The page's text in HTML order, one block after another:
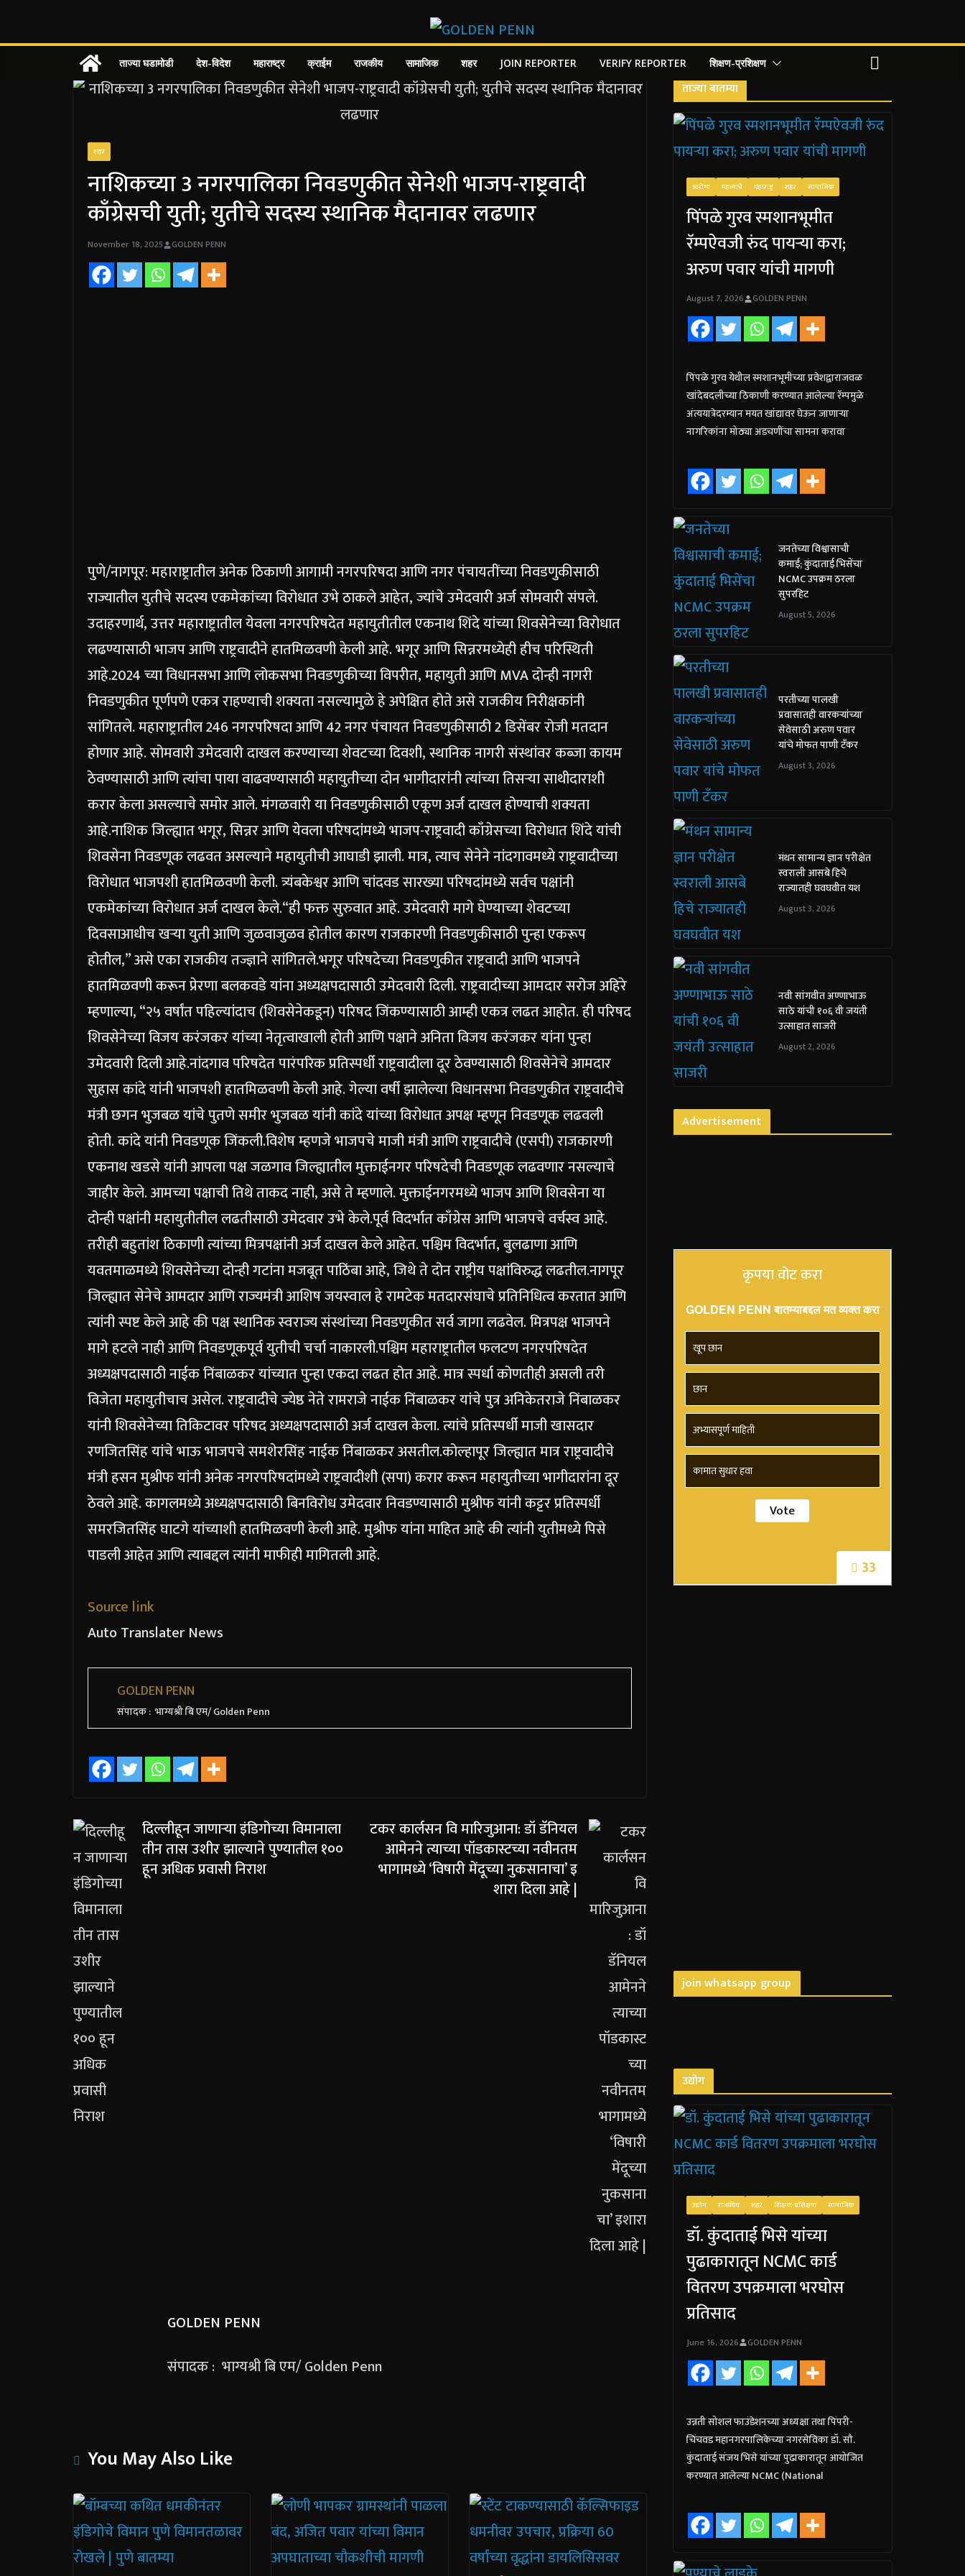
to
ताज्या घडामोडी देश-विदेश महाराष्ट्र क्राईम राजकीय सामाजिक शहर JOIN REPORTER VERIFY REPORTER शिक्षण-प्रशिक्षण
शहर
नाशिकच्या 3 नगरपालिका निवडणुकीत सेनेशी भाजप-राष्ट्रवादी
काँग्रेसची युती; युतीचे सदस्य स्थानिक मैदानावर लढणार
November 18, 2025 GOLDEN PENN
पुणे/नागपूर: महाराष्ट्रातील अनेक ठिकाणी आगामी नगरपरिषदा आणि नगर पंचायतींच्या निवडणुकीसाठी
राज्यातील युतीचे सदस्य एकमेकांच्या विरोधात उभे ठाकले आहेत, ज्यांचे उमेदवारी अर्ज सोमवारी संपले.
उदाहरणार्थ, उत्तर महाराष्ट्रातील येवला नगरपरिषदेत महायुतीतील एकनाथ शिंदे यांच्या शिवसेनेच्या विरोधात
लढण्यासाठी भाजप आणि राष्ट्रवादीने हातमिळवणी केली आहे. भगूर आणि सिन्नरमध्येही हीच परिस्थिती
आहे.2024 च्या विधानसभा आणि लोकसभा निवडणुकीच्या विपरीत, महायुती आणि MVA दोन्ही नागरी
निवडणुकीत पूर्णपणे एकत्र राहण्याची शक्यता नसल्यामुळे हे अपेक्षित होते असे राजकीय निरीक्षकांनी
सांगितले. महाराष्ट्रातील 246 नगरपरिषदा आणि 42 नगर पंचायत निवडणुकीसाठी 2 डिसेंबर रोजी मतदान
होणार आहे.सोमवारी उमेदवारी दाखल करण्याच्या शेवटच्या दिवशी, स्थानिक नागरी संस्थांवर कब्जा कायम
ठेवण्यासाठी आणि त्यांचा पाया वाढवण्यासाठी महायुतीच्या दोन भागीदारांनी त्यांच्या तिसऱ्या साथीदाराशी
करार केला असल्याचे समोर आले.मंगळवारी या निवडणुकीसाठी एकूण अर्ज दाखल होण्याची शक्यता
आहे.नाशिक जिल्ह्यात भगूर, सिन्नर आणि येवला परिषदांमध्ये भाजप-राष्ट्रवादी काँग्रेसच्या विरोधात शिंदे यांची
शिवसेना निवडणूक लढवत असल्याने महायुतीची आघाडी झाली. मात्र, त्याच सेनेने नांदगावमध्ये राष्ट्रवादीच्या
विरोधात भाजपशी हातमिळवणी केली. त्र्यंबकेश्वर आणि चांदवड सारख्या परिषदांमध्ये सर्वच पक्षांनी
एकमेकांच्या विरोधात अर्ज दाखल केले.“ही फक्त सुरुवात आहे. उमेदवारी मागे घेण्याच्या शेवटच्या
दिवसाआधीच खऱ्या युती आणि जुळवाजुळव होतील कारण राजकारणी निवडणुकीसाठी पुन्हा एकरूप
होतील,” असे एका राजकीय तज्ज्ञाने सांगितले.भगूर परिषदेच्या निवडणुकीत राष्ट्रवादी आणि भाजपने
हातमिळवणी करून प्रेरणा बलकवडे यांना अध्यक्षपदासाठी उमेदवारी दिली.राष्ट्रवादीच्या आमदार सरोज अहिरे
म्हणाल्या, “२५ वर्षांत पहिल्यांदाच (शिवसेनेकडून) परिषद जिंकण्यासाठी आम्ही एकत्र लढत आहोत. ही परिषद
शिवसेनेच्या विजय करंजकर यांच्या नेतृत्वाखाली होती आणि पक्षाने अनिता विजय करंजकर यांना पुन्हा
उमेदवारी दिली आहे.नांदगाव परिषदेत पारंपरिक प्रतिस्पर्धी राष्ट्रवादीला दूर ठेवण्यासाठी शिवसेनेचे आमदार
सुहास कांदे यांनी भाजपशी हातमिळवणी केली आहे. गेल्या वर्षी झालेल्या विधानसभा निवडणुकीत राष्ट्रवादीचे
मंत्री छगन भुजबळ यांचे पुतणे समीर भुजबळ यांनी कांदे यांच्या विरोधात अपक्ष म्हणून निवडणूक लढवली
होती.कांदे यांनी निवडणूक जिंकली.विशेष म्हणजे भाजपचे माजी मंत्री आणि राष्ट्रवादीचे (एसपी) राजकारणी
एकनाथ खडसे यांनी आपला पक्ष जळगाव जिल्ह्यातील मुक्ताईनगर परिषदेची निवडणूक लढवणार नसल्याचे
जाहीर केले. आमच्या पक्षाची तिथे ताकद नाही, असे ते म्हणाले. मुक्ताईनगरमध्ये भाजप आणि शिवसेना या
दोन्ही पक्षांनी महायुतीतील लढतीसाठी उमेदवार उभे केले.पूर्व विदर्भात काँग्रेस आणि भाजपचे वर्चस्व आहे.
तरीही बहुतांश ठिकाणी त्यांच्या मित्रपक्षांनी अर्ज दाखल केले आहेत.पश्चिम विदर्भात, बुलढाणा आणि
यवतमाळमध्ये शिवसेनेच्या दोन्ही गटांना मजबूत पाठिंबा आहे, जिथे ते दोन राष्ट्रीय पक्षांविरुद्ध लढतील.नागपूर
जिल्ह्यात सेनेचे आमदार आणि राज्यमंत्री आशिष जयस्वाल हे रामटेक मतदारसंघाचे प्रतिनिधित्व करतात आणि
त्यांनी स्पष्ट केले आहे की पक्ष स्थानिक स्वराज्य संस्थांच्या निवडणुकीत सर्व जागा लढवेल. मित्रपक्ष भाजपने
मागे हटले नाही आणि निवडणूकपूर्व युतीची चर्चा नाकारली.पश्चिम महाराष्ट्रातील फलटण नगरपरिषदेत
अध्यक्षपदासाठी नाईक निंबाळकर यांच्यात पुन्हा एकदा लढत होत आहे.मात्र स्पर्धा कोणतीही असली तरी
विजेता महायुतीचाच असेल. राष्ट्रवादीचे ज्येष्ठ नेते रामराजे नाईक निंबाळकर यांचे पुत्र अनिकेतराजे निंबाळकर
यांनी शिवसेनेच्या तिकिटावर परिषद अध्यक्षपदासाठी अर्ज दाखल केला. त्यांचे प्रतिस्पर्धी माजी खासदार
रणजितसिंह यांचे भाऊ भाजपचे समशेरसिंह नाईक निंबाळकर असतील.कोल्हापूर जिल्ह्यात मात्र राष्ट्रवादीचे
मंत्री हसन मुश्रीफ यांनी अनेक नगरपरिषदांमध्ये राष्ट्रवादीशी (सपा) करार करून महायुतीच्या भागीदारांना दूर
ठेवले आहे. कागलमध्ये अध्यक्षपदासाठी बिनविरोध उमेदवार निवडण्यासाठी मुश्रीफ यांनी कट्टर प्रतिस्पर्धी
समरजितसिंह घाटगे यांच्याशी हातमिळवणी केली आहे. मुश्रीफ यांना माहित आहे की त्यांनी युतीमध्ये पिसे
पाडली आहेत आणि त्याबद्दल त्यांनी माफीही मागितली आहे.
Source link
Auto Translater News
GOLDEN PENN
संपादक : भाग्यश्री बि एम/ Golden Penn
दिल्लीहून जाणाऱ्या इंडिगोच्या विमानाला
तीन तास उशीर झाल्याने पुण्यातील १००
हून अधिक प्रवासी निराश
टकर कार्लसन वि मारिजुआना: डॉ डॅनियल
आमेनने त्याच्या पॉडकास्टच्या नवीनतम
भागामध्ये ‘विषारी मेंदूच्या नुकसानाचा’ इ
शारा दिला आहे |
GOLDEN PENN
संपादक : भाग्यश्री बि एम/ Golden Penn
You May Also Like
ताज्या बातम्या
आरोग्य महत्त्वाचे महाराष्ट्र शहर सामाजिक
पिंपळे गुरव स्मशानभूमीत
रॅम्पऐवजी रुंद पायऱ्या करा;
अरुण पवार यांची मागणी
August 7, 2026 GOLDEN PENN
पिंपळे गुरव येथील स्मशानभूमीच्या प्रवेशद्वाराजवळ
खांदेबदलीच्या ठिकाणी करण्यात आलेल्या रॅम्पमुळे
अंत्ययात्रेदरम्यान मयत खांद्यावर घेऊन जाणाऱ्या
नागरिकांना मोठ्या अडचणींचा सामना करावा
जनतेच्या विश्वासाची
कमाई; कुंदाताई भिसेंचा
NCMC उपक्रम ठरला
सुपरहिट
August 5, 2026
परतीच्या पालखी
प्रवासातही वारकऱ्यांच्या
सेवेसाठी अरुण पवार
यांचे मोफत पाणी टँकर
August 3, 2026
मंथन सामान्य ज्ञान परीक्षेत
स्वराली आसबे हिचे
राज्यातही घवघवीत यश
August 3, 2026
नवी सांगवीत अण्णाभाऊ
साठे यांची १०६ वी जयंती
उत्साहात साजरी
August 2, 2026
Advertisement
33
कृपया वोट करा
GOLDEN PENN बातम्याबद्दल मत व्यक्त करा
खूप छान
छान
अभ्यासपूर्ण माहिती
कामात सुधार हवा
join whatsapp group
उद्योग
उद्योग राजकीय शहर शिक्षण-प्रशिक्षण सामाजिक
डॉ. कुंदाताई भिसे यांच्या
पुढाकारातून NCMC कार्ड
वितरण उपक्रमाला भरघोस
प्रतिसाद
June 16, 2026 GOLDEN PENN
उन्नती सोशल फाउंडेशनच्या अध्यक्षा तथा पिंपरी-
चिंचवड महानगरपालिकेच्या नगरसेविका डॉ. सौ.
कुंदाताई संजय भिसे यांच्या पुढाकारातून आयोजित
करण्यात आलेल्या NCMC (National